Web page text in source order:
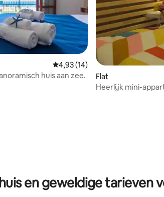
op 5, 62 recensies
Gemiddelde beoordeling van
4,93 (14)
huis aan zee.
Flat
Heerlijk mini-
en geweldige tarieven